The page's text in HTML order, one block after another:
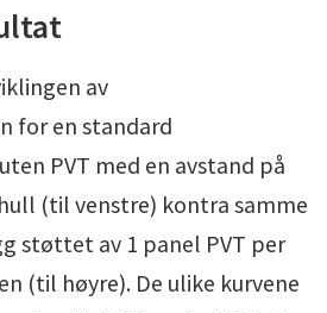
av
for en standard
PVT med en avstand på
(til venstre) kontra samme
støttet av 1 panel PVT per
(til høyre). De ulike kurvene